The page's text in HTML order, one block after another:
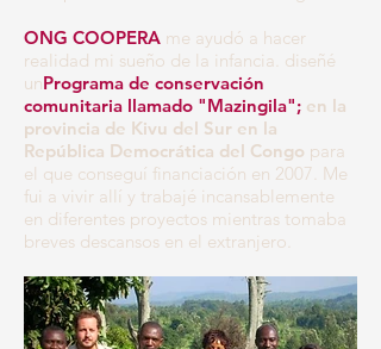
ONG COOPERA me ayudó a hacer
realidad mi sueño de la infancia. diseñé
unPrograma de conservación
comunitaria llamado "Mazingila"; en la
provincia de Kivu del Sur en la
República Democrática del Congo para
el que conseguí financiación en 2007. Me
fui a vivir allí y trabajé incansablemente
en diferentes proyectos mientras tomaba
breves descansos en el extranjero.